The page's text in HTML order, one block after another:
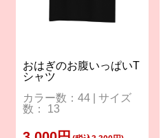
おはぎのお腹いっぱいT
シャツ
カラー数：44 | サイズ
数： 13